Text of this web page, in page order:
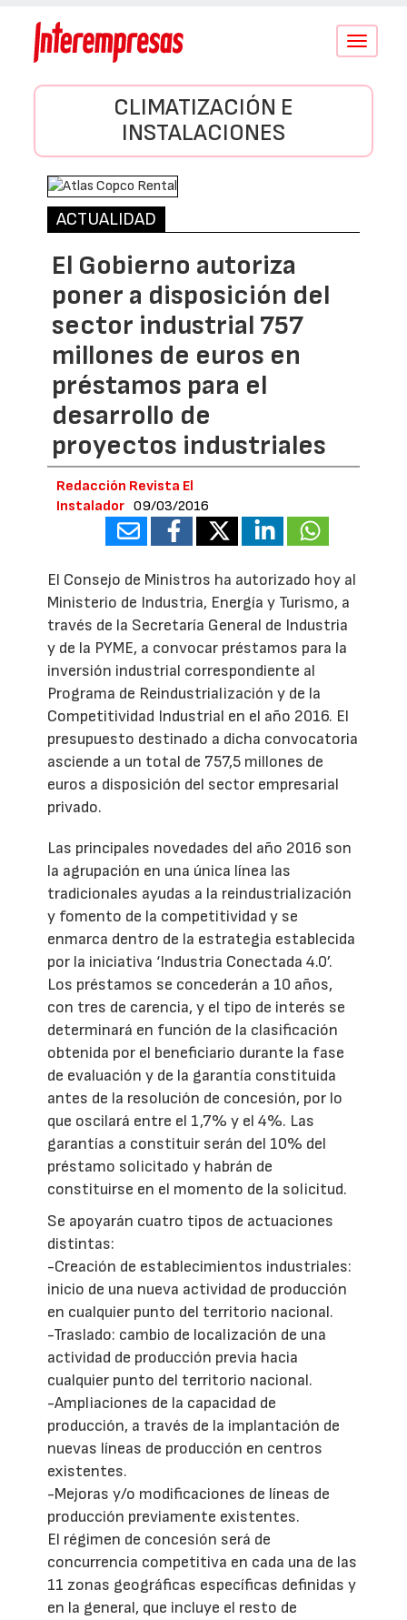
Conmutar
CLIMATIZACIÓN E
INSTALACIONES
ACTUALIDAD
El Gobierno autoriza
poner a disposición del
sector industrial 757
millones de euros en
préstamos para el
desarrollo de
proyectos industriales
Redacción Revista El
Instalador 09/03/2016
El Consejo de Ministros ha autorizado hoy al
Ministerio de Industria, Energía y Turismo, a
través de la Secretaría General de Industria
y de la PYME, a convocar préstamos para la
inversión industrial correspondiente al
Programa de Reindustrialización y de la
Competitividad Industrial en el año 2016. El
presupuesto destinado a dicha convocatoria
asciende a un total de 757,5 millones de
euros a disposición del sector empresarial
privado.
Las principales novedades del año 2016 son
la agrupación en una única línea las
tradicionales ayudas a la reindustrialización
y fomento de la competitividad y se
enmarca dentro de la estrategia establecida
por la iniciativa ‘Industria Conectada 4.0’.
Los préstamos se concederán a 10 años,
con tres de carencia, y el tipo de interés se
determinará en función de la clasificación
obtenida por el beneficiario durante la fase
de evaluación y de la garantía constituida
antes de la resolución de concesión, por lo
que oscilará entre el 1,7% y el 4%. Las
garantías a constituir serán del 10% del
préstamo solicitado y habrán de
constituirse en el momento de la solicitud.
Se apoyarán cuatro tipos de actuaciones
distintas:
-Creación de establecimientos industriales:
inicio de una nueva actividad de producción
en cualquier punto del territorio nacional.
-Traslado: cambio de localización de una
actividad de producción previa hacia
cualquier punto del territorio nacional.
-Ampliaciones de la capacidad de
producción, a través de la implantación de
nuevas líneas de producción en centros
existentes.
-Mejoras y/o modificaciones de líneas de
producción previamente existentes.
El régimen de concesión será de
concurrencia competitiva en cada una de las
11 zonas geográficas específicas definidas y
en la general, que incluye el resto de